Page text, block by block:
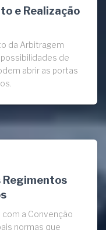
e Realização
da Arbitragem
de
abrir as portas
Regimentos
a Convenção
normas que